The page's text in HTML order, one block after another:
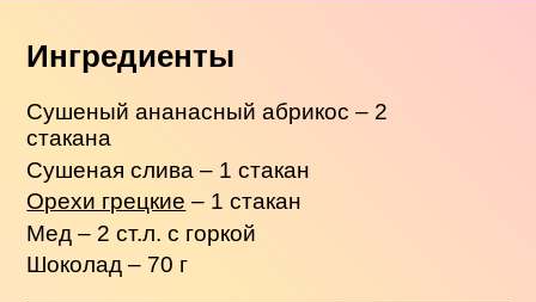
Ингредиенты
Сушеный ананасный абрикос – 2
стакана
Сушеная слива – 1 стакан
Орехи грецкие – 1 стакан
Мед – 2 ст.л. с горкой
Шоколад – 70 г